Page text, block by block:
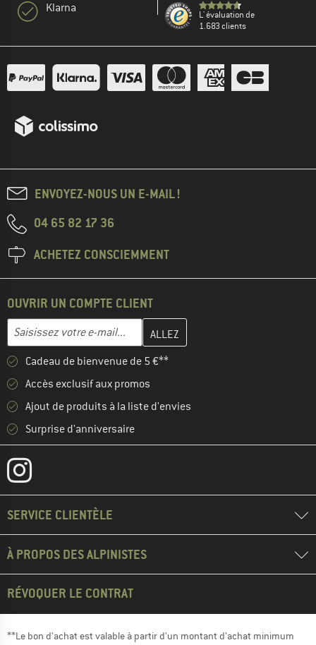
Klarna
L' évaluation de
1.683 clients
ENVOYEZ-NOUS UN E-MAIL !
04 65 82 17 36
ACHETEZ CONSCIEMMENT
OUVRIR UN COMPTE CLIENT
Adresse e-mail
Entrez votre adresse e-mail ici et créez votre compte client à la
Cadeau de bienvenue de 5 €**
Accès exclusif aux promos
Ajout de produits à la liste d'envies
Surprise d'anniversaire
SERVICE CLIENTÈLE
À PROPOS DES ALPINISTES
RÉVOQUER LE CONTRAT
**Le bon d'achat est valable à partir d'un montant d'achat minimum